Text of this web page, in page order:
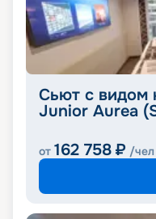
Сьют с видом
Junior Aurea
от 162 758 ₽ /чел